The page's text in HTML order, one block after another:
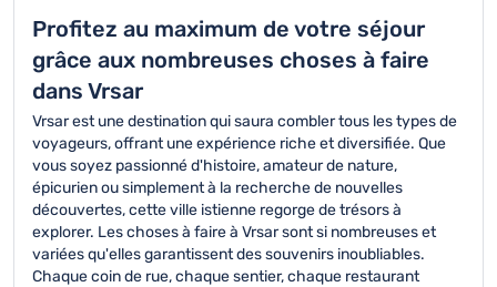
Profitez au maximum de votre séjour
grâce aux nombreuses choses à faire
dans Vrsar
Vrsar est une destination qui saura combler tous les types de
voyageurs, offrant une expérience riche et diversifiée. Que
vous soyez passionné d'histoire, amateur de nature,
épicurien ou simplement à la recherche de nouvelles
découvertes, cette ville istienne regorge de trésors à
explorer. Les choses à faire à Vrsar sont si nombreuses et
variées qu'elles garantissent des souvenirs inoubliables.
Chaque coin de rue, chaque sentier, chaque restaurant